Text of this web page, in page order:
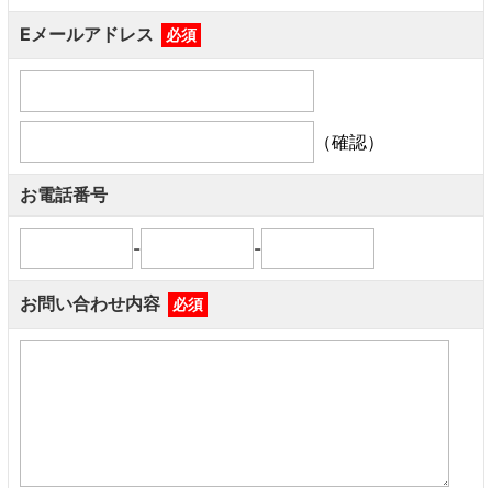
Eメールアドレス 必須
（確認）
お電話番号
- -
お問い合わせ内容 必須